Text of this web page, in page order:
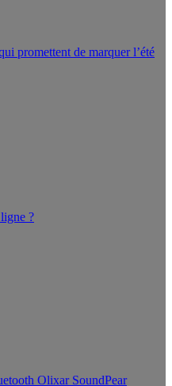
promettent de marquer l’été
?
Olixar SoundPear